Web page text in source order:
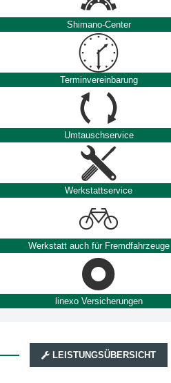
Shimano-Center
Terminvereinbarung
Umtauschservice
Werkstattservice
Werkstatt auch für Fremdfahrzeuge
linexo Versicherungen
LEISTUNGSÜBERSICHT